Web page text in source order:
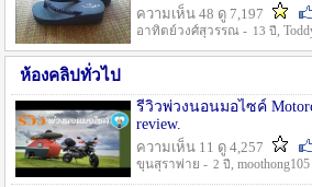
ความเห็น 48 ดู 7,197
อาทิตย์วงศ์สุวรรณ - 13 ปี ,
ห้องคลิปทั่วไป
รีวิวพ่วงนอนมอไซค์
review.
ความเห็น 11 ดู 4,257
ขุนสุราพ่าย - 2 ปี ,